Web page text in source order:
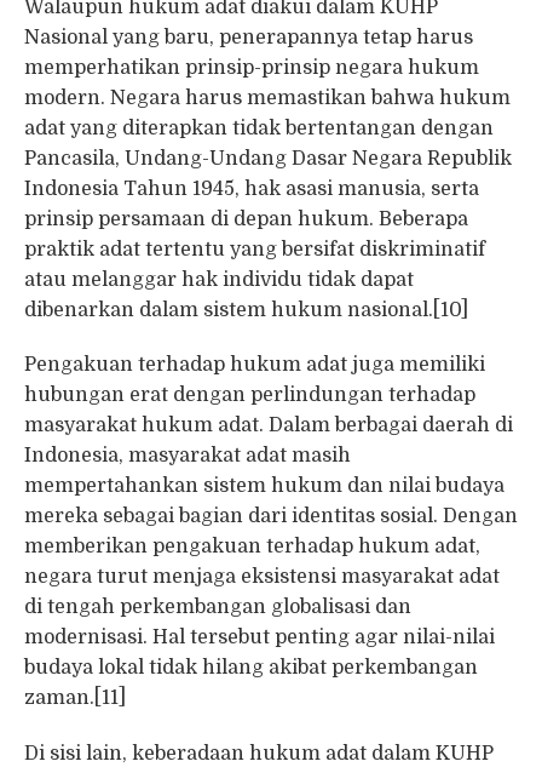
Walaupun hukum adat diakui dalam KUHP
Nasional yang baru, penerapannya tetap harus
memperhatikan prinsip-prinsip negara hukum
modern. Negara harus memastikan bahwa hukum
adat yang diterapkan tidak bertentangan dengan
Pancasila, Undang-Undang Dasar Negara Republik
Indonesia Tahun 1945, hak asasi manusia, serta
prinsip persamaan di depan hukum. Beberapa
praktik adat tertentu yang bersifat diskriminatif
atau melanggar hak individu tidak dapat
dibenarkan dalam sistem hukum nasional.[10]
Pengakuan terhadap hukum adat juga memiliki
hubungan erat dengan perlindungan terhadap
masyarakat hukum adat. Dalam berbagai daerah di
Indonesia, masyarakat adat masih
mempertahankan sistem hukum dan nilai budaya
mereka sebagai bagian dari identitas sosial. Dengan
memberikan pengakuan terhadap hukum adat,
negara turut menjaga eksistensi masyarakat adat
di tengah perkembangan globalisasi dan
modernisasi. Hal tersebut penting agar nilai-nilai
budaya lokal tidak hilang akibat perkembangan
zaman.[11]
Di sisi lain, keberadaan hukum adat dalam KUHP